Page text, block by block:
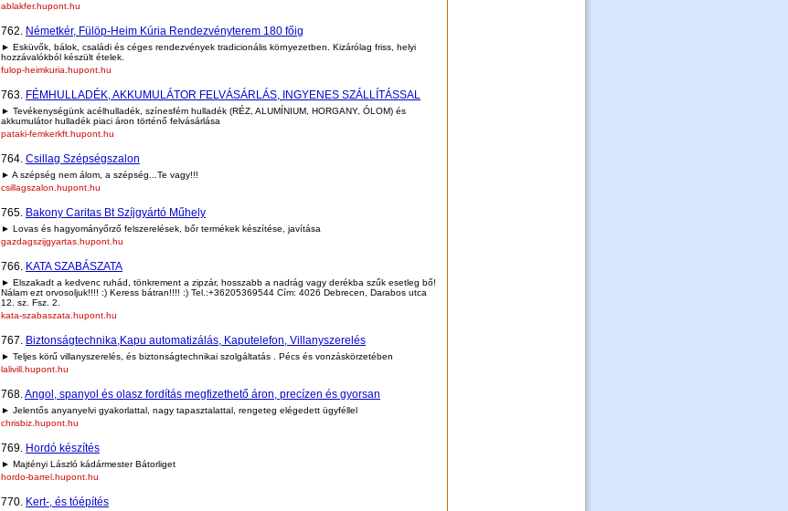
ablakfer.hupont.hu
762. Németkér, Fülöp-Heim Kúria Rendezvényterem 180 főig
► Esküvők, bálok, családi és céges rendezvények tradicionális környezetben. Kizárólag friss, helyi
hozzávalókból készült ételek.
fulop-heimkuria.hupont.hu
763. FÉMHULLADÉK, AKKUMULÁTOR FELVÁSÁRLÁS, INGYENES SZÁLLÍTÁSSAL
► Tevékenységünk acélhulladék, színesfém hulladék (RÉZ, ALUMÍNIUM, HORGANY, ÓLOM) és
akkumulátor hulladék piaci áron történő felvásárlása
pataki-femkerkft.hupont.hu
764. Csillag Szépségszalon
► A szépség nem álom, a szépség...Te vagy!!!
csillagszalon.hupont.hu
765. Bakony Caritas Bt Szíjgyártó Műhely
► Lovas és hagyományőrző felszerelések, bőr termékek készítése, javítása
gazdagszijgyartas.hupont.hu
766. KATA SZABÁSZATA
► Elszakadt a kedvenc ruhád, tönkrement a zipzár, hosszabb a nadrág vagy derékba szűk esetleg bő!
Nálam ezt orvosoljuk!!!! :) Keress bátran!!!! :) Tel.:+36205369544 Cím: 4026 Debrecen, Darabos utca
12. sz. Fsz. 2.
kata-szabaszata.hupont.hu
767. Biztonságtechnika,Kapu automatizálás, Kaputelefon, Villanyszerelés
► Teljes körű villanyszerelés, és biztonságtechnikai szolgáltatás . Pécs és vonzáskörzetében
lalivill.hupont.hu
768.Angol, spanyol és olasz fordítás megfizethető áron, precízen és gyorsan
► Jelentős anyanyelvi gyakorlattal, nagy tapasztalattal, rengeteg elégedett ügyféllel
chrisbiz.hupont.hu
769. Hordó készítés
► Majtényi László kádármester Bátorliget
hordo-barrel.hupont.hu
770. Kert-, és tóépítés